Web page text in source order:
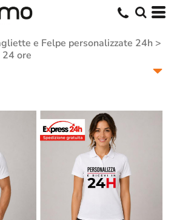
e Felpe personalizzate 24h >
24 ore
in 24 ore